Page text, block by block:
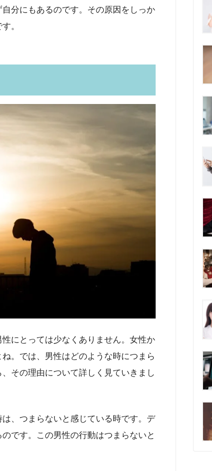
分にもあるのです。その原因をしっか
。
にとっては少なくありません。女性か
。では、男性はどのような時につまら
その理由について詳しく見ていきまし
、つまらないと感じている時です。デ
です。この男性の行動はつまらないと